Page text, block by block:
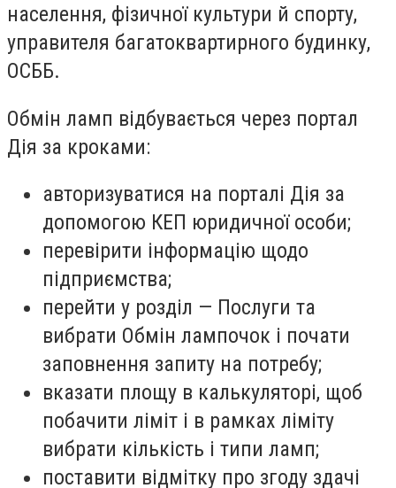
населення, фізичної культури й спорту,
управителя багатоквартирного будинку,
ОСББ.
Обмін ламп відбувається через портал
Дія за кроками:
авторизуватися на порталі Дія за
допомогою КЕП юридичної особи;
перевірити інформацію щодо
підприємства;
перейти у розділ — Послуги та
вибрати Обмін лампочок і почати
заповнення запиту на потребу;
вказати площу в калькуляторі, щоб
побачити ліміт і в рамках ліміту
вибрати кількість і типи ламп;
поставити відмітку про згоду здачі